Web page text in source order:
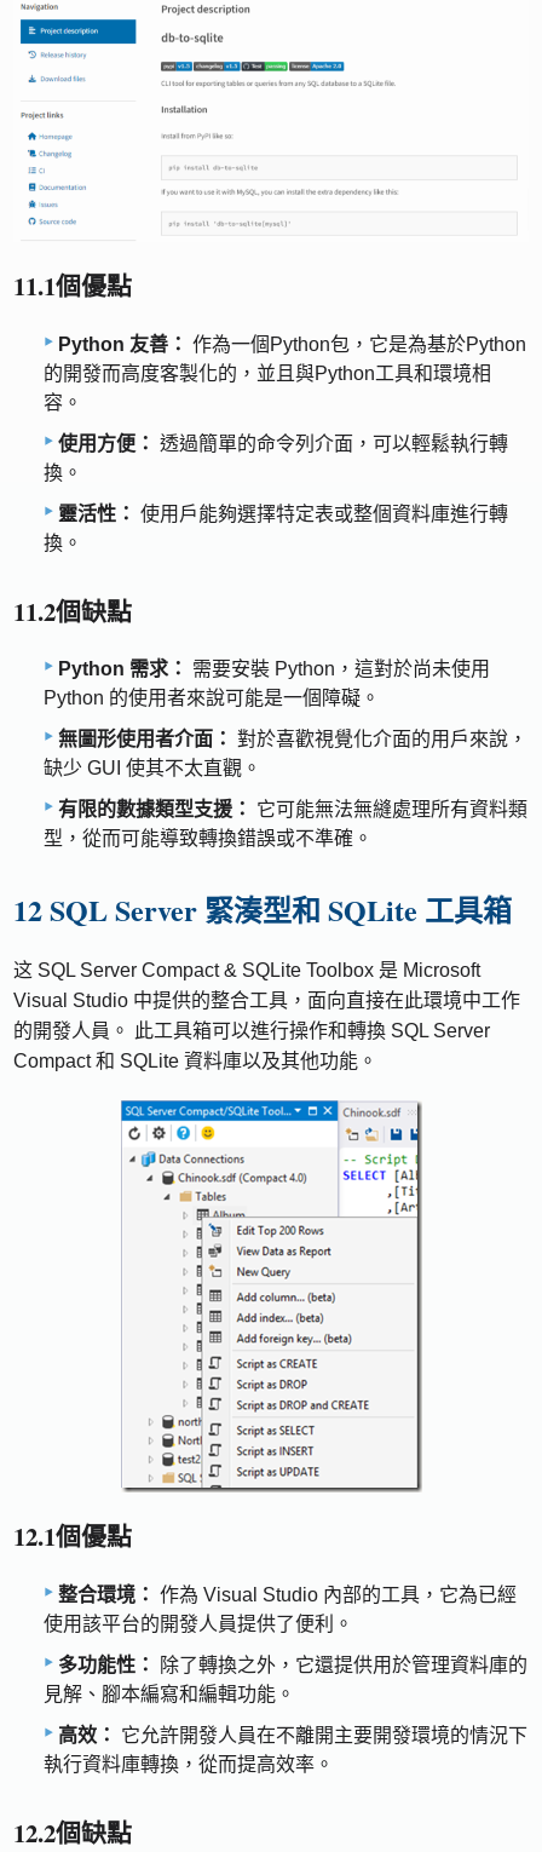
11.1個優點
Python 友善： 作為一個Python包，它是為基於Python
的開發而高度客製化的，並且與Python工具和環境相
容。
使用方便： 透過簡單的命令列介面，可以輕鬆執行轉
換。
靈活性： 使用戶能夠選擇特定表或整個資料庫進行轉
換。
11.2個缺點
Python 需求：
需要安裝 Python，這對於尚未使用
Python 的使用者來說可能是一個障礙。
無圖形使用者介面： 對於喜歡視覺化介面的用戶來說，
缺少 GUI 使其不太直觀。
有限的數據類型支援：
它可能無法無縫處理所有資料類
型，從而可能導致轉換錯誤或不準確。
12 SQL Server 緊湊型和 SQLite 工具箱
这 SQL Server Compact & SQLite Toolbox 是 Microsoft
Visual Studio 中提供的整合工具，面向直接在此環境中工作
的開發人員。 此工具箱可以進行操作和轉換 SQL Server
Compact 和 SQLite 資料庫以及其他功能。
12.1個優點
整合環境： 作為 Visual Studio 內部的工具，它為已經
使用該平台的開發人員提供了便利。
多功能性：
除了轉換之外，它還提供用於管理資料庫的
見解、腳本編寫和編輯功能。
高效：
它允許開發人員在不離開主要開發環境的情況下
執行資料庫轉換，從而提高效率。
12.2個缺點